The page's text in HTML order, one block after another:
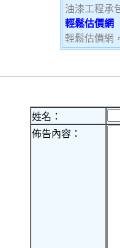
油漆工程承
輕鬆估價網
輕鬆估價網
姓名：
佈告內容：